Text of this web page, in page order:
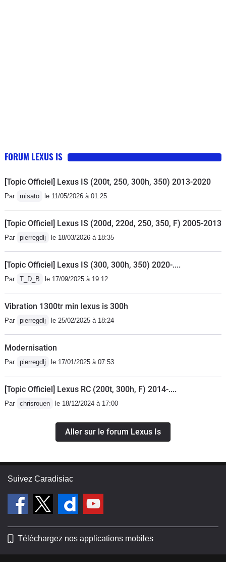
FORUM LEXUS IS
[Topic Officiel] Lexus IS (200t, 250, 300h, 350) 2013-2020
Par misato le 11/05/2026 à 01:25
[Topic Officiel] Lexus IS (200d, 220d, 250, 350, F) 2005-2013
Par pierregdlj le 18/03/2026 à 18:35
[Topic Officiel] Lexus IS (300, 300h, 350) 2020-....
Par T_D_B le 17/09/2025 à 19:12
Vibration 1300tr min lexus is 300h
Par pierregdlj le 25/02/2025 à 18:24
Modernisation
Par pierregdlj le 17/01/2025 à 07:53
[Topic Officiel] Lexus RC (200t, 300h, F) 2014-....
Par chrisrouen le 18/12/2024 à 17:00
Aller sur le forum Lexus Is
Suivez Caradisiac
Téléchargez nos applications mobiles